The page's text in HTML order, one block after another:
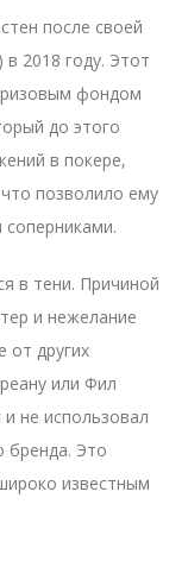
после своей
в 2018 году. Этот
фондом
до этого
в покере,
что позволило ему
в тени. Причиной
и нежелание
от других
или Фил
не использовал
бренда. Это
известным